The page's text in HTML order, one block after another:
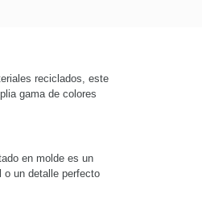
reciclados, este
gama de colores
en molde es un
un detalle perfecto